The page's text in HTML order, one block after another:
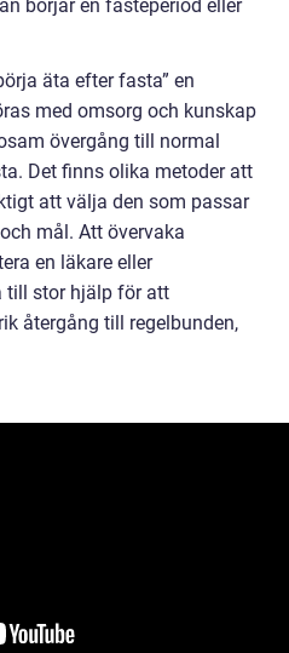
börjar en fasteperiod eller
äta efter fasta” en
med omsorg och kunskap
övergång till normal
Det finns olika metoder att
att välja den som passar
mål. Att övervaka
en läkare eller
till stor hjälp för att
återgång till regelbunden,